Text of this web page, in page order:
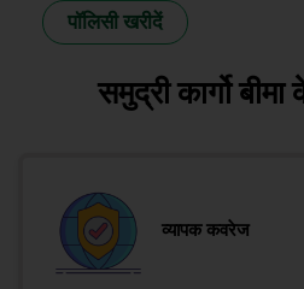
पॉलिसी खरीदें
समुद्री कार्गो
व्यापक कवरेज